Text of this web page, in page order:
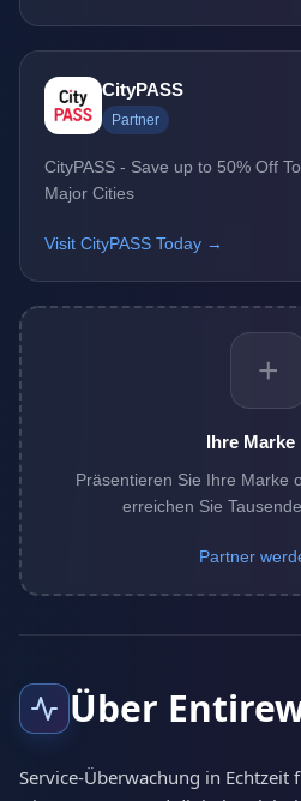
CityPASS
Partner
CityPASS - Save up to 50% Off
Major Cities
Visit CityPASS Today →
+
Ihre Marke
Präsentieren Sie Ihre Marke
erreichen Sie
Partner
Über
Service-Überwachung in